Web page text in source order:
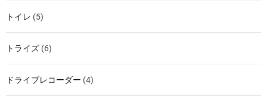
トイレ (5)
トライズ (6)
ドライブレコーダー (4)